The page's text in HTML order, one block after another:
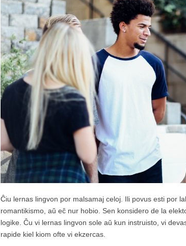
Ĉiu lernas lingvon por malsamaj celoj. Ili povus esti por
romantikismo, aŭ eĉ nur hobio. Sen konsidero de la
logike. Ĉu vi lernas lingvon sole aŭ kun instruisto, vi
rapide kiel kiom ofte vi ekzercas.